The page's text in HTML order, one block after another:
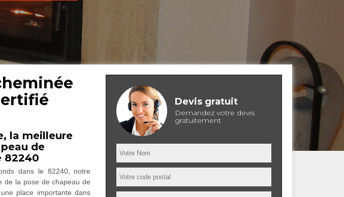
la meilleure
de
82240
dans le 82240, notre
de la pose de chapeau de
place importante dans
Devis gratuit
Demandez votre devis
gratuitement